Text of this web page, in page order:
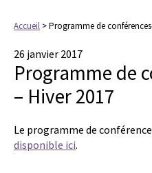
Accueil >Programme de
26 janvier 2017
Programme de
– Hiver 2017
Le programme de
disponible ici.